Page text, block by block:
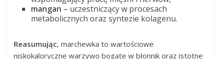
mangan – uczestniczący w procesach
metabolicznych oraz syntezie kolagenu.
Reasumując, marchewka to wartościowe
niskokaloryczne warzywo bogate w błonnik oraz istotne